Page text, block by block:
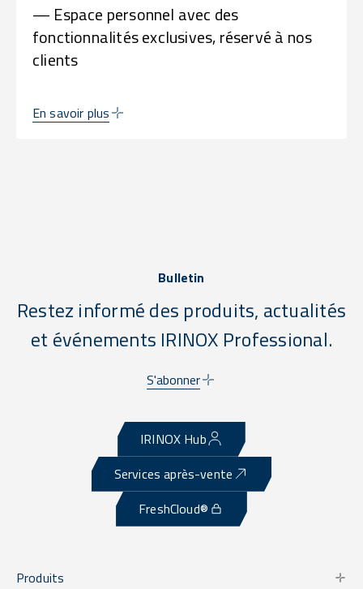
— Espace personnel avec des
fonctionnalités exclusives, réservé à nos
clients
En savoir plus
Bulletin
Restez informé des produits, actualités
et événements IRINOX Professional.
S'abonner
IRINOX Hub
Services après-vente
FreshCloud®
Produits